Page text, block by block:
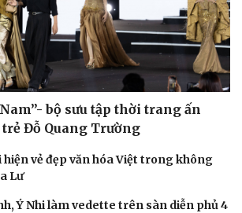
bộ sưu tập thời trang ấn
Đỗ Quang Trường
hiện vẻ đẹp văn hóa Việt trong không
Lư
Ý Nhi làm vedette trên sàn diễn phủ 4